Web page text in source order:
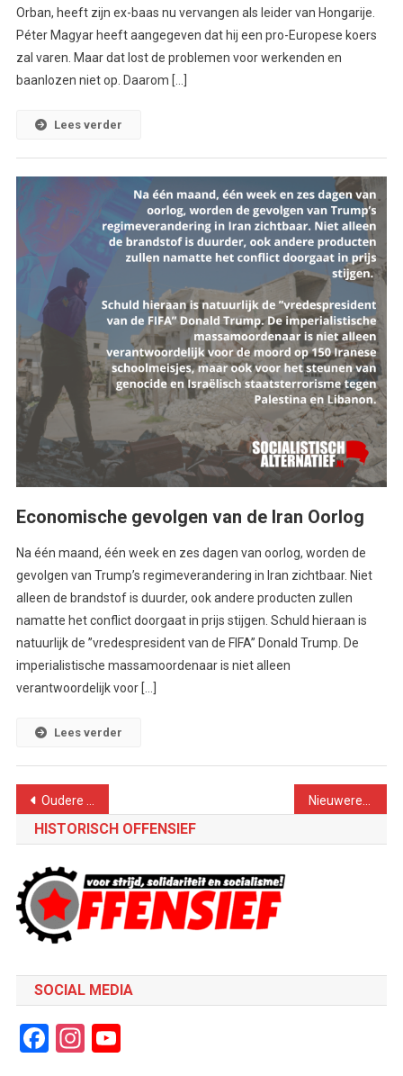
Orban, heeft zijn ex-baas nu vervangen als leider van Hongarije.
Péter Magyar heeft aangegeven dat hij een pro-Europese koers
zal varen. Maar dat lost de problemen voor werkenden en
baanlozen niet op. Daarom […]
Lees verder
Economische gevolgen van de Iran Oorlog
Na één maand, één week en zes dagen van oorlog, worden de
gevolgen van Trump’s regimeverandering in Iran zichtbaar. Niet
alleen de brandstof is duurder, ook andere producten zullen
namatte het conflict doorgaat in prijs stijgen. Schuld hieraan is
natuurlijk de ’’vredespresident van de FIFA’’ Donald Trump. De
imperialistische massamoordenaar is niet alleen
verantwoordelijk voor […]
Lees verder
Berichtennavigatie
Oudere berichten Nieuwere berichten
HISTORISCH OFFENSIEF
SOCIAL MEDIA
Facebook
Instagram